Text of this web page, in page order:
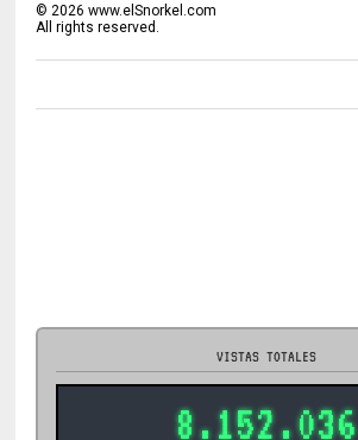
© 2026 www.elSnorkel.com
All rights reserved.
VISTAS TOTALES
8.152.036